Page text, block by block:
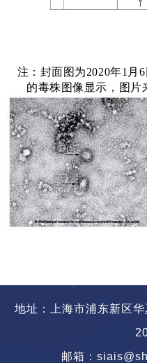
注：封面图为2020年1月
的毒株图像显示，图片
地址：上海市浦东新区
邮箱：